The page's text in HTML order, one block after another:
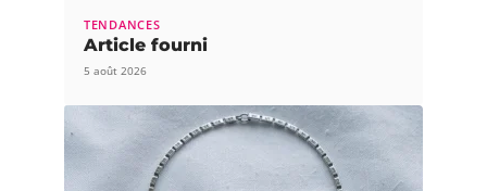
TENDANCES
Article fourni
5 août 2026